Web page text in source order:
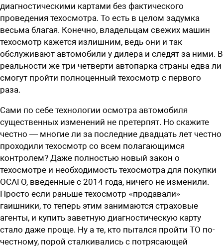
диагностическими картами без фактического
проведения техосмотра. То есть в целом задумка
весьма благая. Конечно, владельцам свежих машин
техосмотр кажется излишним, ведь они и так
обслуживают автомобили у дилера и следят за ними. В
реальности же три четверти автопарка страны едва ли
смогут пройти полноценный техосмотр с первого
раза.
Сами по себе технологии осмотра автомобиля
существенных изменений не претерпят. Но скажите
честно — многие ли за последние двадцать лет честно
проходили техосмотр со всем полагающимся
контролем? Даже полностью новый закон о
техосмотре и необходимость техосмотра для покупки
ОСАГО, введенные с 2014 года, ничего не изменили.
Просто если раньше техосмотр «продавали»
гаишники, то теперь этим занимаются страховые
агенты, и купить заветную диагностическую карту
стало даже проще. Ну а те, кто пытался пройти ТО по-
честному, порой сталкивались с потрясающей